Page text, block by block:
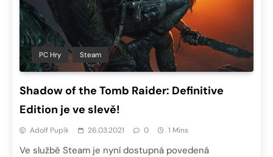
PC Hry Steam
Shadow of the Tomb Raider: Definitive
Edition je ve slevě!
Adolf Pupík 26.03.2021 0 1 Mins
Ve službě Steam je nyní dostupná povedená